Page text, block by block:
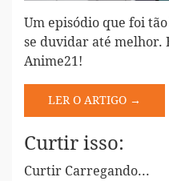
Um episódio que foi
se duvidar até melhor.
Anime21!
LER O ARTIGO →
Curtir isso:
Curtir Carregando...